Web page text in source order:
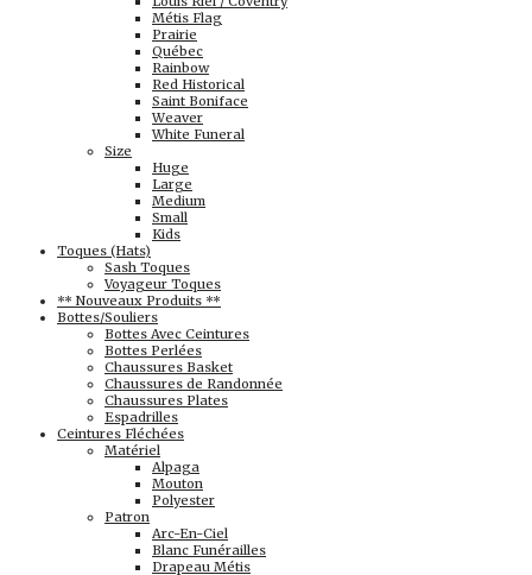
Métis Flag
Prairie
Québec
Rainbow
Red Historical
Saint Boniface
Weaver
White Funeral
Size
Huge
Large
Medium
Small
Kids
Toques (Hats)
Sash Toques
Voyageur Toques
** Nouveaux Produits **
Bottes/Souliers
Bottes Avec Ceintures
Bottes Perlées
Chaussures Basket
Chaussures de Randonnée
Chaussures Plates
Espadrilles
Ceintures Fléchées
Matériel
Alpaga
Mouton
Polyester
Patron
Arc-En-Ciel
Blanc Funérailles
Drapeau Métis